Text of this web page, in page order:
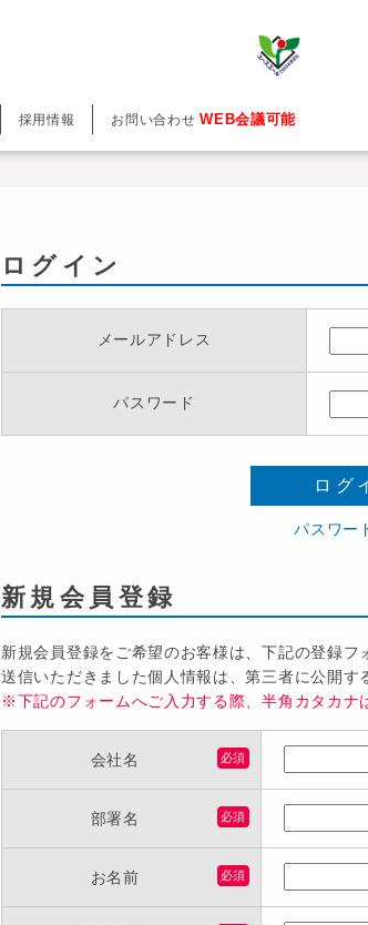
採用情報 お問い合わせWEB会議可能
ログイン
メールアドレス
パスワード
ログ
パスワー
新規会員登録
新規会員登録をご希望のお客様は、下記の登録フ
送信いただきました個人情報は、第三者に公開す
※下記のフォームへご入力する際、半角カタカナ
会社名 必須
部署名 必須
お名前 必須